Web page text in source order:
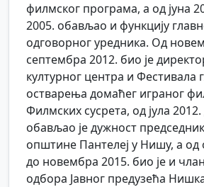
филмског програма, а од јуна
2005. обављао и функцију
одговорног уредника. Од
септембра 2012. био је
културног центра и Фестивала
остварења домаћег играног
Филмских сусрета, од јула 2012.
обављао је дужност
општине Пантелеј у Нишу, а од
до новембра 2015. био је и
одбора Јавног предузећа